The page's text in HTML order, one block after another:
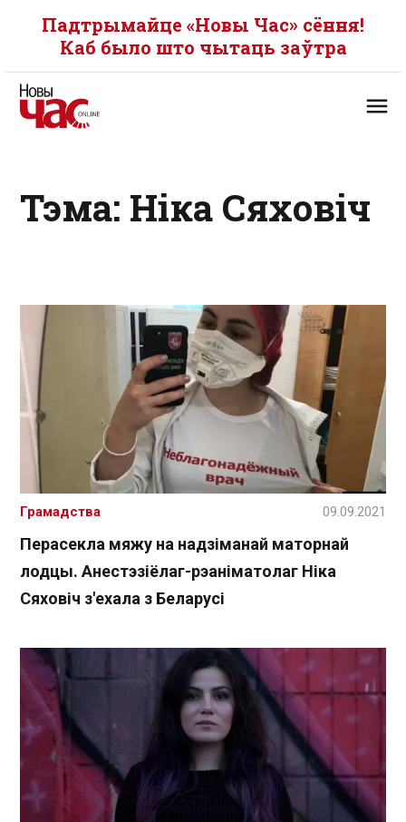
Падтрымайце «Новы Час» сёння!
Каб было што чытаць заўтра
Тэма: Ніка Сяховіч
Перасекла мяжу на надзіманай маторнай
лодцы. Анестэзіёлаг-рэаніматолаг Ніка
Сяховіч з'ехала з Беларусі
Грамадства 09.09.2021